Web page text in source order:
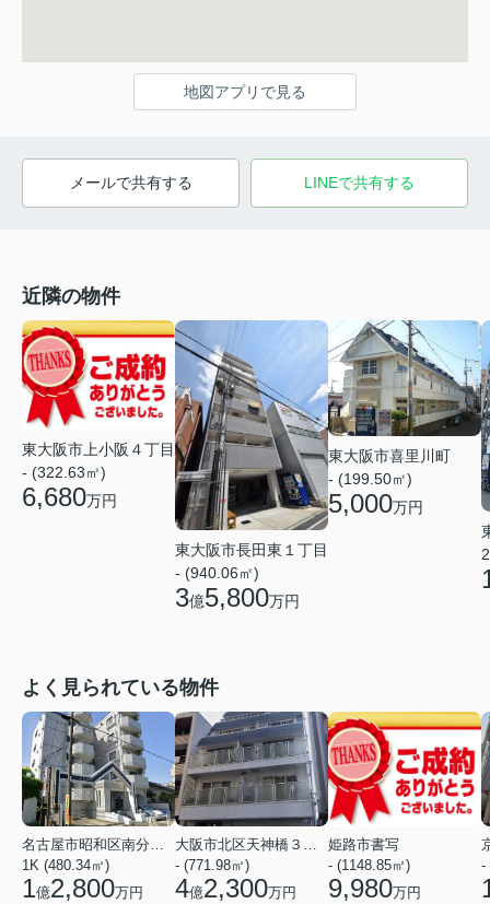
地図アプリで見る
メールで共有する LINEで共有する
近隣の物件
東大阪市上小阪４丁目
- (322.63㎡)
6,680万円
東大阪市長田東１丁目
- (940.06㎡)
3億5,800万円
東大阪市喜里川町
- (199.50㎡)
5,000万円
よく見られている物件
1K (480.34㎡)
1億2,800万円
- (771.98㎡)
4億2,300万円
姫路市書写
- (1148.85㎡)
9,980万円
-